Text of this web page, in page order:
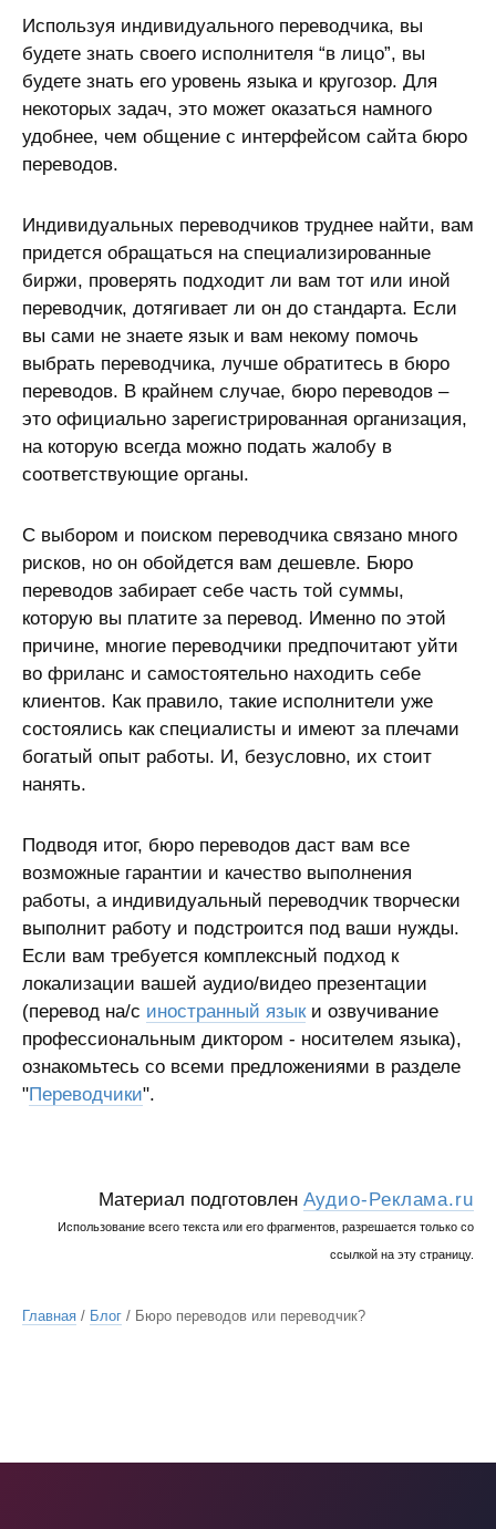
Используя индивидуального переводчика, вы
будете знать своего исполнителя “в лицо”, вы
будете знать его уровень языка и кругозор. Для
некоторых задач, это может оказаться намного
удобнее, чем общение с интерфейсом сайта бюро
переводов.
Индивидуальных переводчиков труднее найти, вам
придется обращаться на специализированные
биржи, проверять подходит ли вам тот или иной
переводчик, дотягивает ли он до стандарта. Если
вы сами не знаете язык и вам некому помочь
выбрать переводчика, лучше обратитесь в бюро
переводов. В крайнем случае, бюро переводов –
это официально зарегистрированная организация,
на которую всегда можно подать жалобу в
соответствующие органы.
С выбором и поиском переводчика связано много
рисков, но он обойдется вам дешевле. Бюро
переводов забирает себе часть той суммы,
которую вы платите за перевод. Именно по этой
причине, многие переводчики предпочитают уйти
во фриланс и самостоятельно находить себе
клиентов. Как правило, такие исполнители уже
состоялись как специалисты и имеют за плечами
богатый опыт работы. И, безусловно, их стоит
нанять.
Подводя итог, бюро переводов даст вам все
возможные гарантии и качество выполнения
работы, а индивидуальный переводчик творчески
выполнит работу и подстроится под ваши нужды.
Если вам требуется комплексный подход к
локализации вашей аудио/видео презентации
(перевод на/с иностранный языки озвучивание
профессиональным диктором - носителем языка),
ознакомьтесь со всеми предложениями в разделе
"Переводчики".
Материал подготовлен Аудио-Реклама.ru
Использование всего текста или его фрагментов, разрешается только со
ссылкой на эту страницу.
Главная / Блог / Бюро переводов или переводчик?